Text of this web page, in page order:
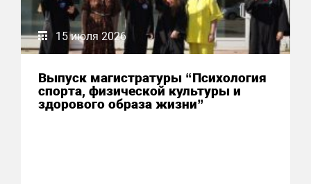
15 июля 2026
Выпуск магистратуры “Психология
спорта, физической культуры и
здорового образа жизни”